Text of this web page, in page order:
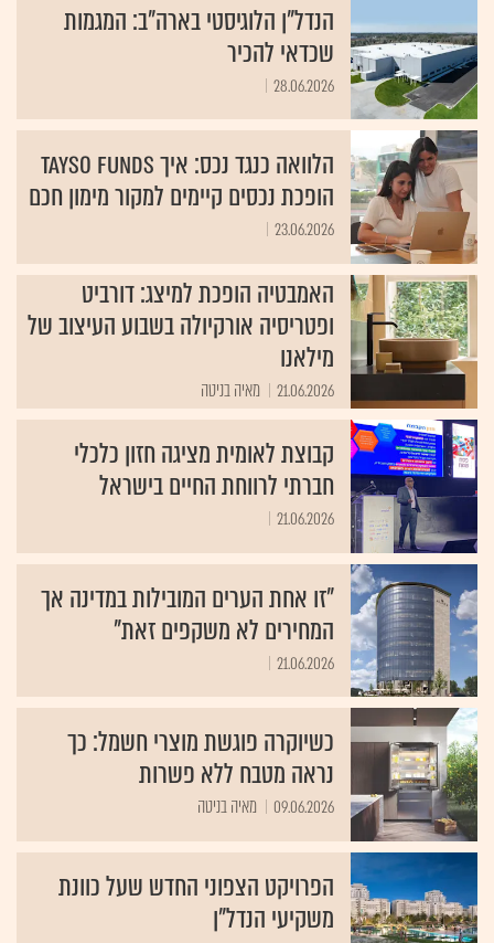
הנדל"ן הלוגיסטי בארה"ב: המגמות
שכדאי להכיר
28.06.2026
הלוואה כנגד נכס: איך TAYSO FUNDS
הופכת נכסים קיימים למקור מימון חכם
23.06.2026
האמבטיה הופכת למיצג: דורביט
ופטריסיה אורקיולה בשבוע העיצוב של
מילאנו
21.06.2026 מאיה בניטה
קבוצת לאומית מציגה חזון כלכלי
חברתי לרווחת החיים בישראל
21.06.2026
"זו אחת הערים המובילות במדינה אך
המחירים לא משקפים זאת"
21.06.2026
כשיוקרה פוגשת מוצרי חשמל: כך
נראה מטבח ללא פשרות
09.06.2026 מאיה בניטה
הפרויקט הצפוני החדש שעל כוונת
משקיעי הנדל"ן